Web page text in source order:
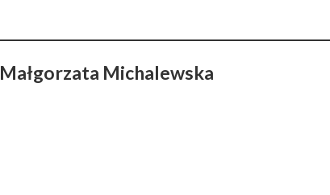
Małgorzata Michalewska